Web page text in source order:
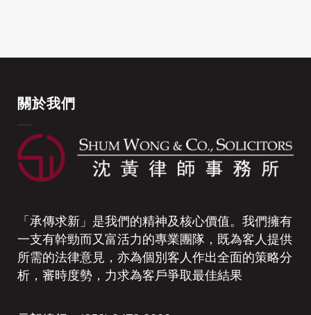
關於我們
「承傳求新」是我們的精神及核心價值。我們擁有
一支有幹勁而又富活力的專業團隊，既為客人提供
所需的法律意見，亦為個別客人作出全面的策略分
析，審時度勢，力求為客戶爭取最佳結果